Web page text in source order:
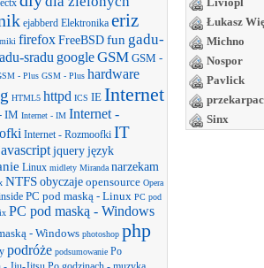
ejabberd Elektronika eriz
firefox FreeBSD fun gadu-
sradu googleGSM GSM -
- Plus GSM - Plus hardware
HTML5 httpd ICS IE Internet
IM Internet - IM Internet -
Internet - Rozmoofki IT
jquery język
Linux midlety Miranda narzekam
NTFS obyczaje opensource Opera
PC pod maską - Linux PC pod
PC pod maską - Windows
- Windows photoshop php
podróże podsumowanie Po
Łukasz
Michno
Nospor
Pavlick
Sinx